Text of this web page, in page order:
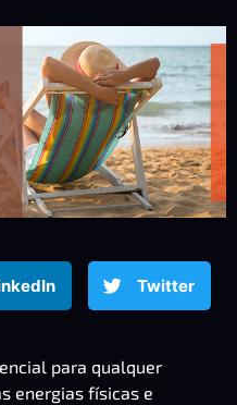
Twitter
para qualquer
energias físicas e